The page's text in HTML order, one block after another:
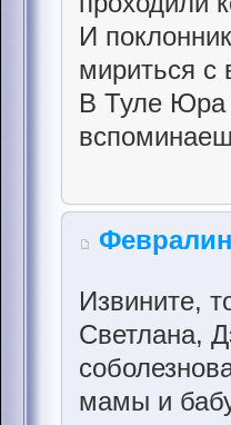
И
мириться с
В Туле Юра
Извините,
Светлана,
мамы и